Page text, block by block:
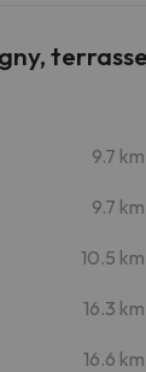
9.7 km
9.7 km
10.5 km
16.3 km
16.6 km